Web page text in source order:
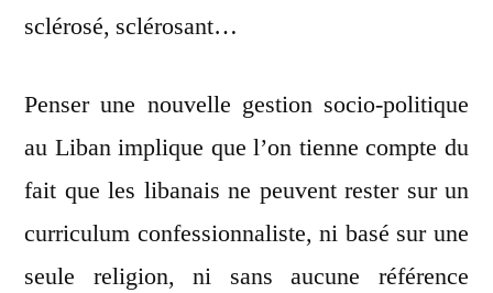
sclérosé, sclérosant…
Penser une nouvelle gestion socio-politique
au Liban implique que l’on tienne compte du
fait que les libanais ne peuvent rester sur un
curriculum confessionnaliste, ni basé sur une
seule religion, ni sans aucune référence